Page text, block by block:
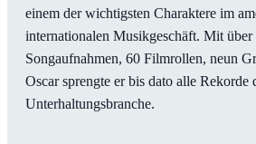
einem der wichtigsten Charaktere im
internationalen Musikgeschäft. Mit über
Songaufnahmen, 60 Filmrollen, neun
Oscar sprengte er bis dato alle Rekorde
Unterhaltungsbranche.